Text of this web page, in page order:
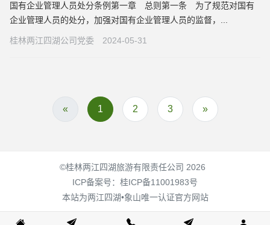
国有企业管理人员处分条例第一章 总则第一条 为了规范对国有
企业管理人员的处分，加强对国有企业管理人员的监督，...
桂林两江四湖公司党委 2024-05-31
« 1 2 3 »
©桂林两江四湖旅游有限责任公司 2026
ICP备案号： 桂ICP备11001983号
本站为两江四湖•象山唯一认证官方网站